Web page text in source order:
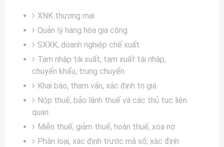
XNK thương mại
Quản lý hàng hóa gia công
SXXK, doanh nghiệp chế xuất
Tạm nhập tái xuất, tạm xuất tái nhập,
chuyển khẩu, trung chuyển
Khai báo, tham vấn, xác định trị giá
Nộp thuế, bảo lãnh thuế và các thủ tục liên
quan
Miễn thuế, giảm thuế, hoàn thuế, xóa nợ
Phân loại, xác định trước mã số; xác định